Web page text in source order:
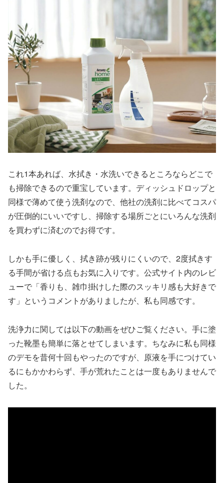
これ1本あれば、水拭き・水洗いできるところならどこで
も掃除できるので重宝しています。ディッシュドロップと
同様で薄めて使う洗剤なので、他社の洗剤に比べてコスパ
が圧倒的にいいですし、掃除する場所ごとにいろんな洗剤
を買わずに済むのでお得です。
しかも手に優しく、拭き跡が残りにくいので、2度拭きす
る手間が省ける点もお気に入りです。公式サイト内のレビ
ューで「香りも、雑巾掛けした際のスッキリ感も大好きで
す」というコメントがありましたが、私も同感です。
洗浄力に関しては以下の動画をぜひご覧ください。手に塗
った靴墨も簡単に落とせてしまいます。ちなみに私も同様
のデモを昔何十回もやったのですが、原液を手につけてい
るにもかかわらず、手が荒れたことは一度もありませんで
した。